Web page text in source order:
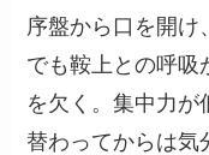
序盤から口を開け
でも鞍上との呼吸
を欠く。集中力が
替わってからは気